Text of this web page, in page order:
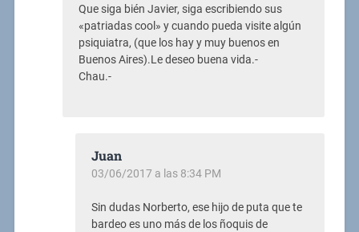
Que siga bién Javier, siga escribiendo sus
«patriadas cool» y cuando pueda visite algún
psiquiatra, (que los hay y muy buenos en
Buenos Aires).Le deseo buena vida.-
Chau.-
Juan
03/06/2017 a las 8:34 PM
Sin dudas Norberto, ese hijo de puta que te
bardeo es uno más de los ñoquis de